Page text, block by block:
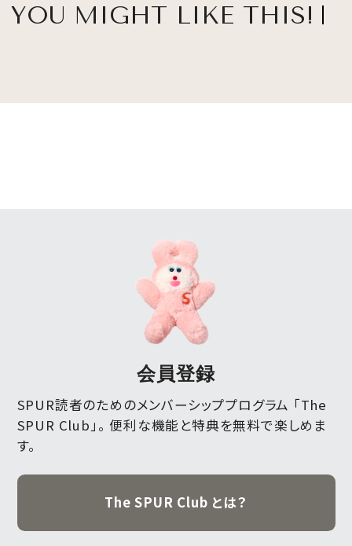
YOU MIGHT LIKE THIS!
会員登録
SPUR読者のためのメンバーシッププログラム 「The
SPUR Club」。 便利な機能と特典を無料で楽しめま
す。
The SPUR Club とは？